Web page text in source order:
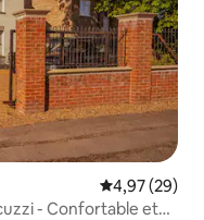
Évaluation
4,97 (29)
- Confortable et